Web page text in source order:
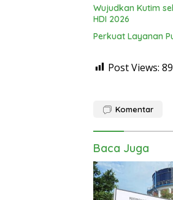
Wujudkan Kutim
HDI 2026
Perkuat Layanan
Post Views:
Komentar
Baca Juga